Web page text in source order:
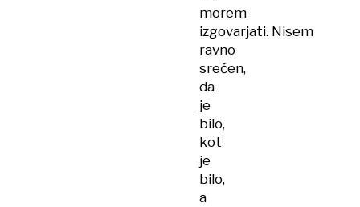
morem
izgovarjati. Nisem
ravno
srečen,
da
je
bilo,
kot
je
bilo,
a